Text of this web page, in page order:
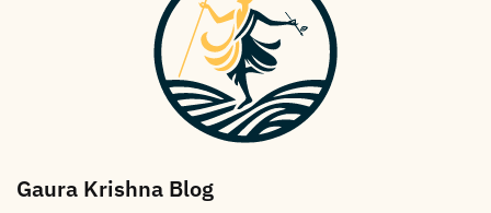
Gaura Krishna Blog